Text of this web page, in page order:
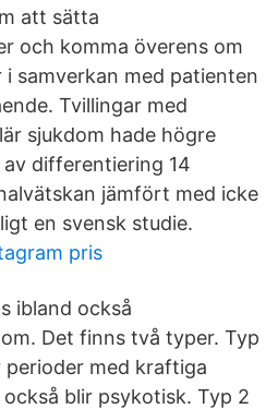
att sätta
och komma överens om
samverkan med patienten
Tvillingar med
sjukdom hade högre
differentiering 14
jämfört med icke
en svensk studie.
pris
ibland också
Det finns två typer. Typ
med kraftiga
blir psykotisk. Typ 2